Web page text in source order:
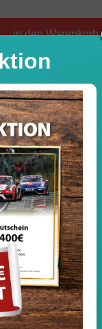
in den Warenkorb
USD (U.S. Dollar)
CNY (Chinese Yuan)
RUB (Russian Rouble)
THB (Thai Baht)
und sind nicht
Wechselkursen
kann.
Frankfurt vorrätig.